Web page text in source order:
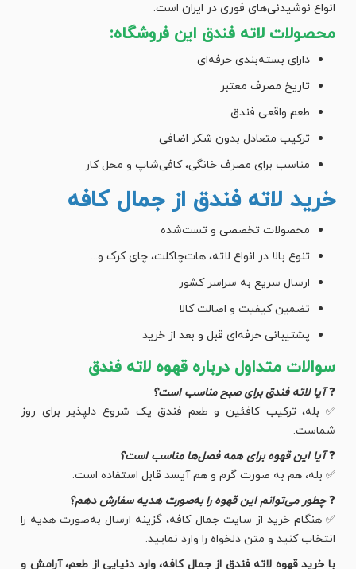
انواع نوشیدنی‌های فوری در ایران است.
محصولات لاته فندق این فروشگاه:
دارای بسته‌بندی حرفه‌ای
تاریخ مصرف معتبر
طعم واقعی فندق
ترکیب متعادل بدون شکر اضافی
مناسب برای مصرف خانگی، کافی‌شاپ و محل کار
خرید لاته فندق از جمال کافه
محصولات تخصصی و تست‌شده
تنوع بالا در انواع لاته، هات‌چاکلت، چای کرک و...
ارسال سریع به سراسر کشور
تضمین کیفیت و اصالت کالا
پشتیبانی حرفه‌ای قبل و بعد از خرید
سوالات متداول درباره قهوه لاته فندق
❓ آیا لاته فندق برای صبح مناسب است؟
✅ بله، ترکیب کافئین و طعم فندق یک شروع دلپذیر برای روز
شماست.
❓ آیا این قهوه برای همه فصل‌ها مناسب است؟
✅ بله، هم به صورت گرم و هم آیسد قابل استفاده است.
❓چطور می‌توانم این قهوه را به‌صورت هدیه سفارش دهم؟
✅ هنگام خرید از سایت جمال کافه، گزینه ارسال به‌صورت هدیه را
انتخاب کنید و متن دلخواه را وارد نمایید.
با خرید قهوه لاته فندق از جمال کافه، وارد دنیایی از طعم، آرامش و